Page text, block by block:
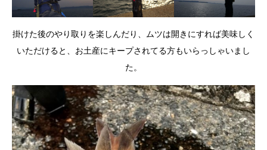
掛けた後のやり取りを楽しんだり、ムツは開きにすれば美味しく
いただけると、お土産にキープされてる方もいらっしゃいまし
た。